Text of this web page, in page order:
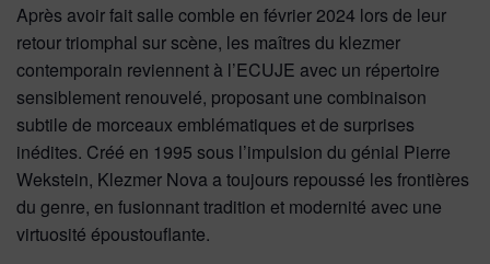
Après avoir fait salle comble en février 2024 lors de leur
retour triomphal sur scène, les maîtres du klezmer
contemporain reviennent à l’ECUJE avec un répertoire
sensiblement renouvelé, proposant une combinaison
subtile de morceaux emblématiques et de surprises
inédites. Créé en 1995 sous l’impulsion du génial Pierre
Wekstein, Klezmer Nova a toujours repoussé les frontières
du genre, en fusionnant tradition et modernité avec une
virtuosité époustouflante.